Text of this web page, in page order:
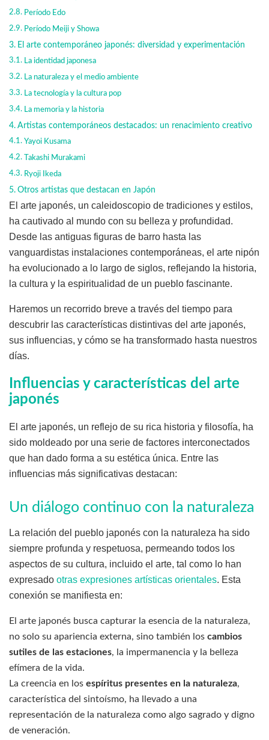
Período Edo
Período Meiji y Showa
El arte contemporáneo japonés: diversidad y experimentación
La identidad japonesa
La naturaleza y el medio ambiente
La tecnología y la cultura pop
La memoria y la historia
Artistas contemporáneos destacados: un renacimiento creativo
Yayoi Kusama
Takashi Murakami
Ryoji Ikeda
Otros artistas que destacan en Japón
El arte japonés, un caleidoscopio de tradiciones y estilos,
ha cautivado al mundo con su belleza y profundidad.
Desde las antiguas figuras de barro hasta las
vanguardistas instalaciones contemporáneas, el arte nipón
ha evolucionado a lo largo de siglos, reflejando la historia,
la cultura y la espiritualidad de un pueblo fascinante.
Haremos un recorrido breve a través del tiempo para
descubrir las características distintivas del arte japonés,
sus influencias, y cómo se ha transformado hasta nuestros
días.
Influencias y características del arte
japonés
El arte japonés, un reflejo de su rica historia y filosofía, ha
sido moldeado por una serie de factores interconectados
que han dado forma a su estética única. Entre las
influencias más significativas destacan:
Un diálogo continuo con la naturaleza
La relación del pueblo japonés con la naturaleza ha sido
siempre profunda y respetuosa, permeando todos los
aspectos de su cultura, incluido el arte, tal como lo han
expresado otras expresiones artísticas orientales. Esta
conexión se manifiesta en:
El arte japonés busca capturar la esencia de la naturaleza,
no solo su apariencia externa, sino también los cambios
sutiles de las estaciones, la impermanencia y la belleza
efímera de la vida.
La creencia en los espíritus presentes en la naturaleza,
característica del sintoísmo, ha llevado a una
representación de la naturaleza como algo sagrado y digno
de veneración.